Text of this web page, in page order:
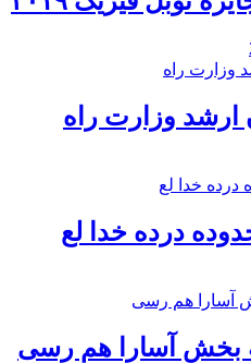
ارشد وزارت راه
درده خدا لع
بخش آسارا هم رسی